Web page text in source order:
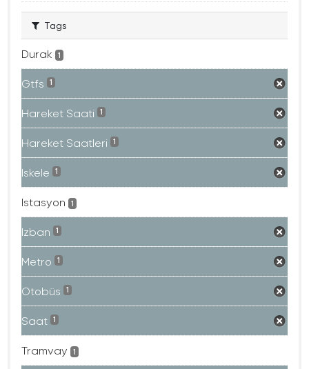
Tags
Durak 1
Gtfs 1
Hareket Saati 1
Hareket Saatleri 1
Iskele 1
Istasyon 1
Izban 1
Metro 1
Otobüs 1
Saat 1
Tramvay 1